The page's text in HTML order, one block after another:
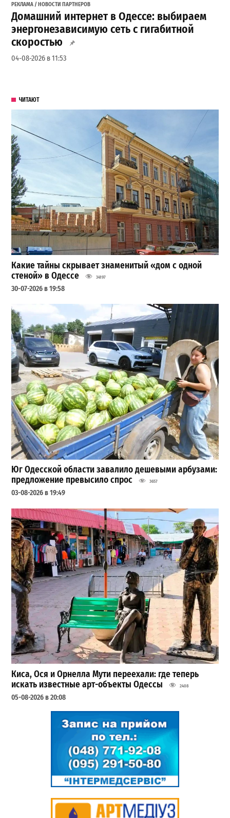
РЕКЛАМА / НОВОСТИ ПАРТНЕРОВ
Домашний интернет в Одессе: выбираем
энергонезависимую сеть с гигабитной
скоростью
04-08-2026 в 11:53
ЧИТАЮТ
Какие тайны скрывает знаменитый «дом с одной
стеной» в Одессе
34197
30-07-2026 в 19:58
Юг Одесской области завалило дешевыми арбузами:
предложение превысило спрос
3657
03-08-2026 в 19:49
Киса, Ося и Орнелла Мути переехали: где теперь
искать известные арт-объекты Одессы
2408
05-08-2026 в 20:08